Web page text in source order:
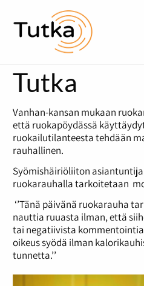
Tutka
Vanhan-kansan mukaan
että ruokapöydässä
ruokailutilanteesta tehdään
rauhallinen.
Syömishäiriöliiton asiantuntija
ruokarauhalla tarkoitetaan
‘’Tänä päivänä ruokarauha
nauttia ruuasta ilman, että
tai negatiivista
oikeus syödä ilman
tunnetta.’’